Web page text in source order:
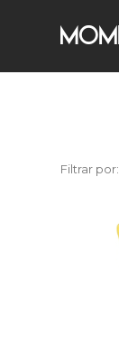
Filtrar por: